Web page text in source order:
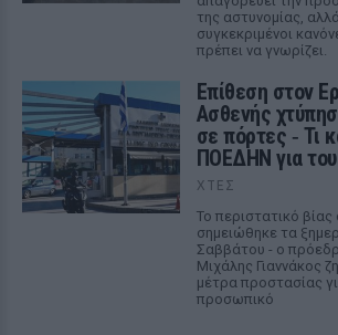
της αστυνομίας,
συγκεκριμένοι
πρέπει να γνωρίζει.
Επίθεση στον
Ασθενής
σε πόρτες ‑ Τι
ΠΟΕΔΗΝ για
ΧΤΕΣ
Το περιστατικό
σημειώθηκε τα
Σαββάτου - ο
Μιχάλης Γιαννάκος
μέτρα προστασίας
προσωπικό